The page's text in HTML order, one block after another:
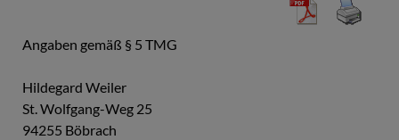
Angaben gemäß § 5 TMG
Hildegard Weiler
St. Wolfgang-Weg 25
94255 Böbrach